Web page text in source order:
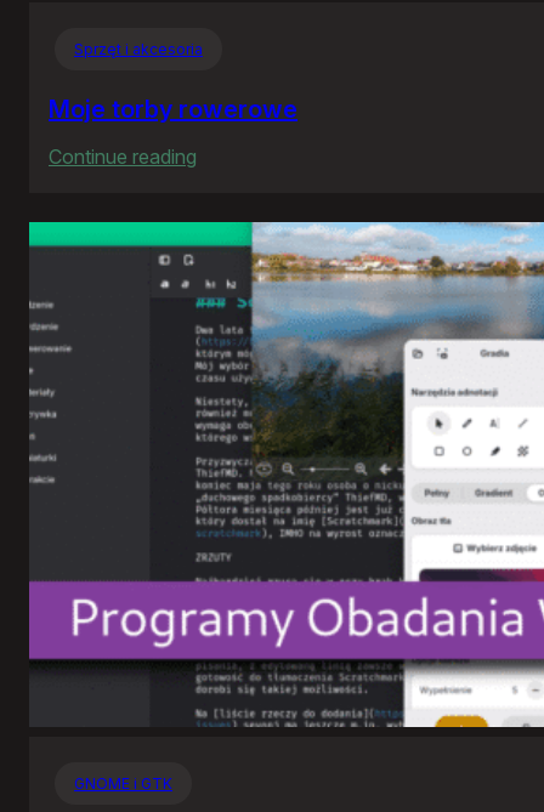
Sprzęt i akcesoria
Moje torby rowerowe
Continue reading
torby
rowerowe
GNOME i GTK